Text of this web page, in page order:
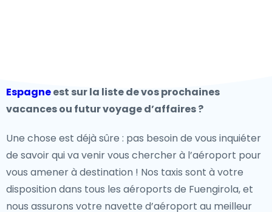
Espagneest sur la liste de vos prochaines
vacances ou futur voyage d’affaires ?
Une chose est déjà sûre : pas besoin de vous inquiéter
de savoir qui va venir vous chercher à l’aéroport pour
vous amener à destination ! Nos taxis sont à votre
disposition dans tous les aéroports de Fuengirola, et
nous assurons votre navette d’aéroport au meilleur